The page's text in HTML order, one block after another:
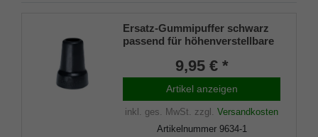
Ersatz-Gummipuffer schwarz
passend für höhenverstellbare
4310 Observer9,95 € *
Artikel anzeigen
inkl. ges. MwSt. zzgl. Versandkosten
Artikelnummer 9634-1